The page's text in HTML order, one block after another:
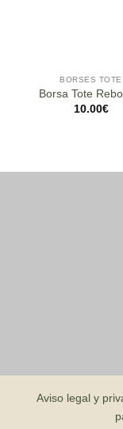
BORSES TOTE
Borsa Tote
10.00€
Aviso legal y